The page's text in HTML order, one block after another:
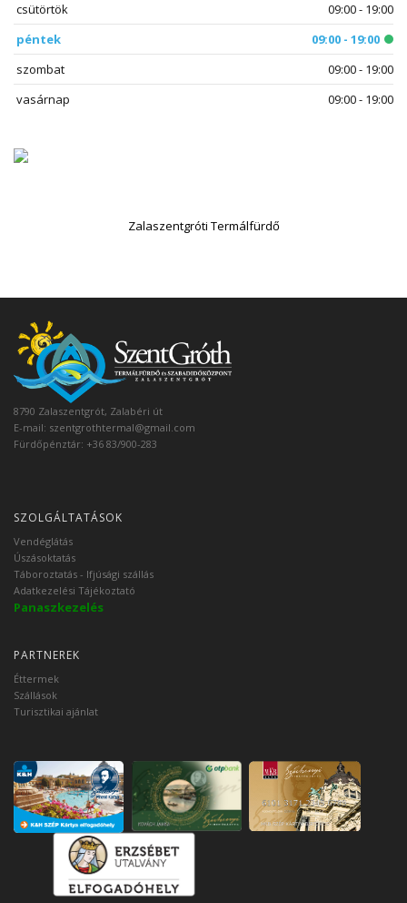
csütörtök
09:00 - 19:00
péntek
09:00 - 19:00
szombat
09:00 - 19:00
vasárnap
09:00 - 19:00
Zalaszentgróti Termálfürdő
8790 Zalaszentgrót, Zalabéri út
E-mail: szentgrothtermal@gmail.com
Fürdőpénztár: +36 83/900-283
SZOLGÁLTATÁSOK
Vendéglátás
Úszásoktatás
Táboroztatás - Ifjúsági szállás
Adatkezelési Tájékoztató
Panaszkezelés
PARTNEREK
Éttermek
Szállások
Turisztikai ajánlat